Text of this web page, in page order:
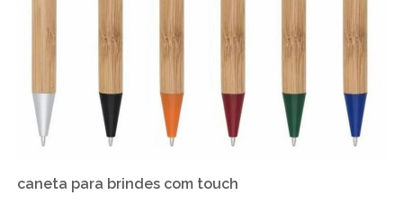
caneta para brindes com touch